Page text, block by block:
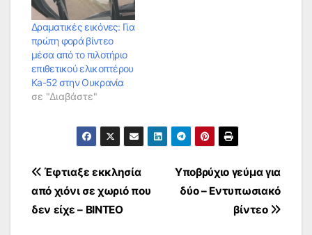
Δραματικές εικόνες: Για
πρώτη φορά βίντεο
μέσα από το πιλοτήριο
επιθετικού ελικοπτέρου
Ka-52 στην Ουκρανία
σε "Διαβάστε"
Πλοήγηση
άρθρων
Υποβρύχιο γεύμα για
δύο – Εντυπωσιακό
βίντεο
Έφτιαξε εκκλησία
από χιόνι σε χωριό που
δεν είχε – ΒΙΝΤΕΟ